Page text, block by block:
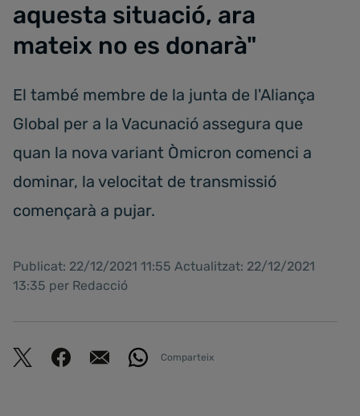
aquesta situació, ara
mateix no es donarà"
El també membre de la junta de l'Aliança
Global per a la Vacunació assegura que
quan la nova variant Òmicron comenci a
dominar, la velocitat de transmissió
començarà a pujar.
Publicat: 22/12/2021 11:55 Actualitzat: 22/12/2021
13:35 per Redacció
Comparteix